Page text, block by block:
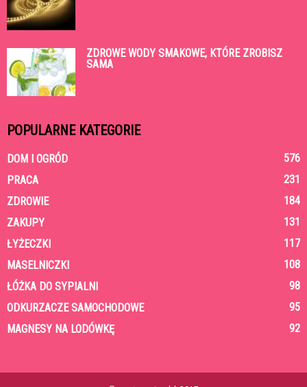
ZDROWE WODY SMAKOWE, KTÓRE ZROBISZ
SAMA
POPULARNE KATEGORIE
DOM I OGRÓD
576
PRACA
231
ZDROWIE
184
ZAKUPY
131
ŁYŻECZKI
117
MASELNICZKI
108
ŁÓŻKA DO SYPIALNI
98
ODKURZACZE SAMOCHODOWE
95
MAGNESY NA LODÓWKĘ
92